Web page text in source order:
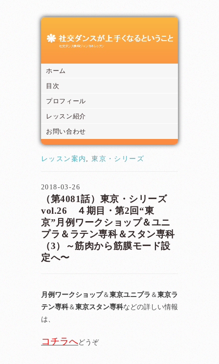
ホーム
目次
プロフィール
レッスン紹介
お問い合わせ
レッスン案内 ,東京・シリーズ
2018-03-26
（第4081話）東京・シリーズ
vol.26 ４期目・第2回“東
京”月例ワークショップ＆ユニ
プラ＆ラテン専科＆スタン専科
（3）～筋肉から筋膜モード設
定へ〜
月例ワークショップ＆東京ユニプラ ＆東京ラ
テン専科＆東京スタン専科などの詳しい情報
は、
コチラへどうぞ